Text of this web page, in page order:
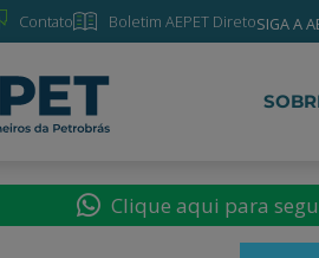
Contato Boletim AEPET DiretoSIGA A
Clique aqui para